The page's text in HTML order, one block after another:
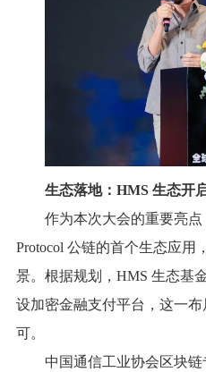
生态落地：HMS 生态开
作为本次大会的重要亮点
Protocol 公链的首个生态应用
景。根据规划，HMS 生态基
设加密金融支付平台，这一
可。
中国通信工业协会区块